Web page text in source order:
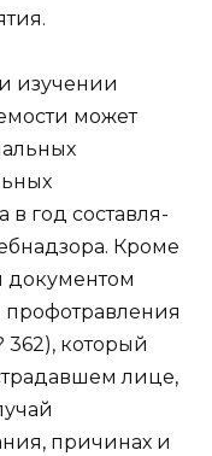
изучении
может
в год составля-
Кроме
документом
профотравления
который
лице,
причинах и